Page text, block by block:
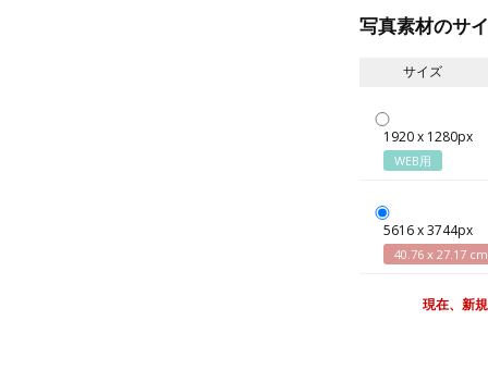
写真素材のサ
サイズ
1920 x 1280px
WEB用
5616 x 3744px
40.76 x 27.17
現在、新